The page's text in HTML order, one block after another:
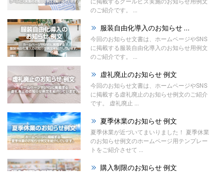
のご紹介です。 ...
服装自由化導入のお知らせ ...
今回のお知らせ文書は、ホームページやSNS
に掲載する服装自由化導入のお知らせ用例文
のご紹介です。 ...
虚礼廃止のお知らせ 例文
今回のお知らせ文書は、ホームページやSNS
に掲載する虚礼廃止のお知らせ例文のご紹介
です。 虚礼廃止 ...
夏季休業のお知らせ 例文
夏季休業が近づいてまいりました！ 夏季休業
のお知らせ例文のホームページ用テンプレー
トをご紹介させて ...
購入制限のお知らせ 例文